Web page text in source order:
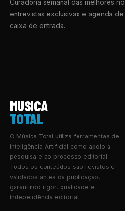
Curadoria semanal das melhores
entrevistas exclusivas e agenda
caixa de entrada.
MUSICA
TOTAL
O Música Total utiliza ferramentas de
Inteligência Artificial como apoio à
pesquisa e ao processo editorial.
Todos os conteúdos são revistos e
validados antes da publicação,
garantindo rigor, qualidade e
independência editorial.